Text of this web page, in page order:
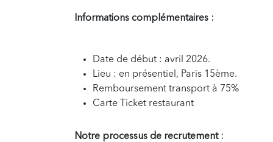
Informations complémentaires :
Date de début : avril 2026.
Lieu : en présentiel, Paris 15ème.
Remboursement transport à 75%
Carte Ticket restaurant
Notre processus de recrutement :